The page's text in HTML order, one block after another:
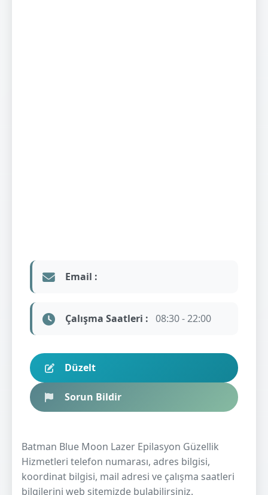
Email :
Çalışma Saatleri : 08:30 - 22:00
Düzelt
Sorun Bildir
Batman Blue Moon Lazer Epilasyon Güzellik
Hizmetleri telefon numarası, adres bilgisi,
koordinat bilgisi, mail adresi ve çalışma saatleri
bilgilerini web sitemizde bulabilirsiniz.